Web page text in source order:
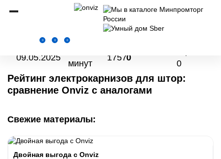
0 0 0
Рейтинг электрокарнизов
09.05.2025
минут
17570
0
Рейтинг электрокарнизов для штор:
сравнение Onviz с аналогами
Свежие материалы:
Двойная выгода с Onviz